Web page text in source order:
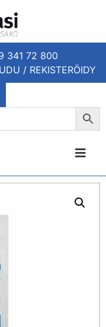
341 72 800
/ REKISTERÖIDY